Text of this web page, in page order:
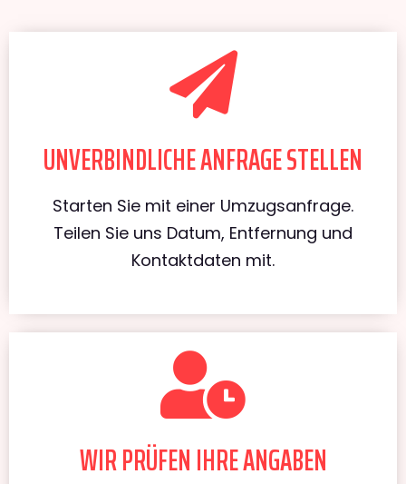
UNVERBINDLICHE ANFRAGE STELLEN
Starten Sie mit einer Umzugsanfrage.
Teilen Sie uns Datum, Entfernung und
Kontaktdaten mit.
WIR PRÜFEN IHRE ANGABEN